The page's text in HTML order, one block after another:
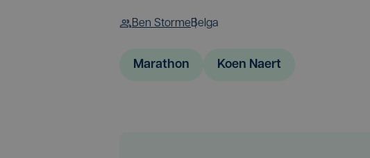
Ben StormeBelga
Marathon Koen Naert